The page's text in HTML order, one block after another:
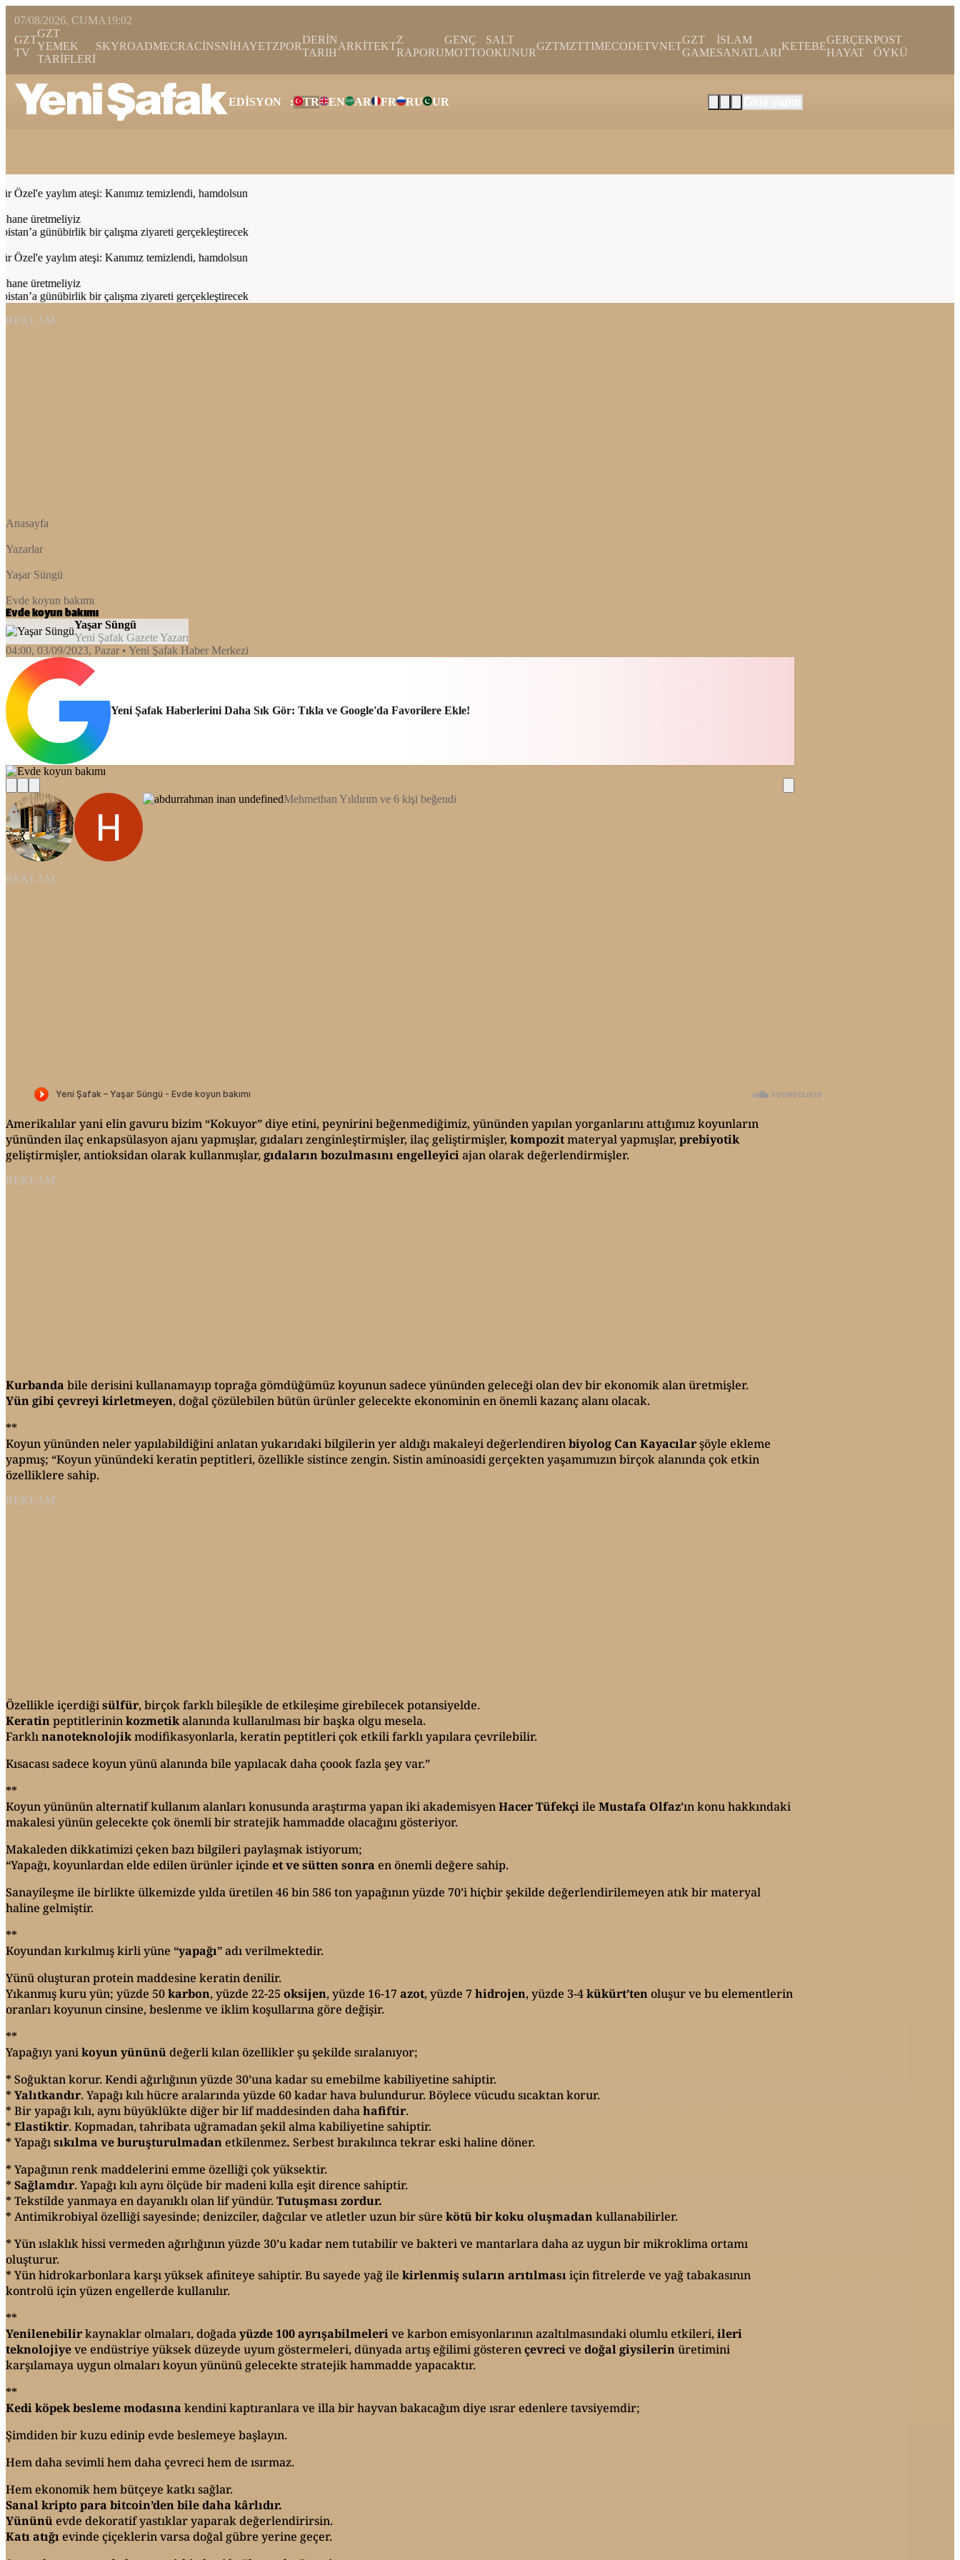
07/08/2026, CUMA 19:02
GZT
TV
GZT
YEMEK
TARİFLERİ
SKYROADMECRACİNSNİHAYETZPOR
DERİN
TARIH
ARKİTEKT
Z
RAPORU
GENÇ
MOTTO
SALT
OKUNUR
GZTMZTTIMECODETVNET
GZT
GAME
İSLAM
SANATLARI
KETEBE
GERÇEK
HAYAT
POST
ÖYKÜ
EDİSYON : TR EN AR FR RU UR
yaylım ateşi: Kanımız temizlendi, hamdolsun
üretmeliyiz
günübirlik bir çalışma ziyareti gerçekleştirecek
yaylım ateşi: Kanımız temizlendi, hamdolsun
üretmeliyiz
günübirlik bir çalışma ziyareti gerçekleştirecek
REKLAM
Anasayfa
Yazarlar
Yaşar Süngü
Evde koyun bakımı
Evde koyun bakımı
Yaşar Süngü
Yeni Şafak Gazete Yazarı
04:00, 03/09/2023, Pazar • Yeni Şafak Haber Merkezi
Yeni Şafak Haberlerini Daha Sık Gör: Tıkla ve Google'da Favorilere Ekle!
Mehmethan Yıldırım ve 6 kişi beğendi
REKLAM
Amerikalılar yani elin gavuru bizim “Kokuyor” diye etini, peynirini beğenmediğimiz, yününden yapılan yorganlarını attığımız koyunların
yününden ilaç enkapsülasyon ajanı yapmışlar, gıdaları zenginleştirmişler, ilaç geliştirmişler,kompozitmateryal yapmışlar,prebiyotik
geliştirmişler, antioksidan olarak kullanmışlar,gıdaların bozulmasını engelleyiciajan olarak değerlendirmişler.
REKLAM
Kurbanda bile derisini kullanamayıp toprağa gömdüğümüz koyunun sadece yününden geleceği olan dev bir ekonomik alan üretmişler.
Yün gibi çevreyi kirletmeyen, doğal çözülebilen bütün ürünler gelecekte ekonominin en önemli kazanç alanı olacak.
**
Koyun yününden neler yapılabildiğini anlatan yukarıdaki bilgilerin yer aldığı makaleyi değerlendirenbiyolog Can Kayacılarşöyle ekleme
yapmış; “Koyun yünündeki keratin peptitleri, özellikle sistince zengin. Sistin aminoasidi gerçekten yaşamımızın birçok alanında çok etkin
özelliklere sahip.
REKLAM
Özellikle içerdiğisülfür, birçok farklı bileşikle de etkileşime girebilecek potansiyelde.
Keratinpeptitlerininkozmetikalanında kullanılması bir başka olgu mesela.
Farklınanoteknolojikmodifikasyonlarla, keratin peptitleri çok etkili farklı yapılara çevrilebilir.
Kısacası sadece koyun yünü alanında bile yapılacak daha çoook fazla şey var.”
**
Koyun yününün alternatif kullanım alanları konusunda araştırma yapan iki akademisyenHacer Tüfekçiile Mustafa Olfaz’ın konu hakkındaki
makalesi yünün gelecekte çok önemli bir stratejik hammadde olacağını gösteriyor.
Makaleden dikkatimizi çeken bazı bilgileri paylaşmak istiyorum;
“Yapağı, koyunlardan elde edilen ürünler içinde et ve sütten sonra en önemli değere sahip.
Sanayileşme ile birlikte ülkemizde yılda üretilen 46 bin 586 ton yapağının yüzde 70’i hiçbir şekilde değerlendirilemeyen atık bir materyal
haline gelmiştir.
**
Koyundan kırkılmış kirli yüne “yapağı” adı verilmektedir.
Yünü oluşturan protein maddesine keratin denilir.
Yıkanmış kuru yün; yüzde 50karbon, yüzde 22-25 oksijen, yüzde 16-17 azot, yüzde 7 hidrojen, yüzde 3-4kükürt’tenoluşur ve bu elementlerin
oranları koyunun cinsine, beslenme ve iklim koşullarına göre değişir.
**
Yapağıyı yanikoyun yününüdeğerli kılan özellikler şu şekilde sıralanıyor;
* Soğuktan korur. Kendi ağırlığının yüzde 30’una kadar su emebilme kabiliyetine sahiptir.
* Yalıtkandır. Yapağı kılı hücre aralarında yüzde 60 kadar hava bulundurur. Böylece vücudu sıcaktan korur.
* Bir yapağı kılı, aynı büyüklükte diğer bir lif maddesinden dahahafiftir.
* Elastiktir. Kopmadan, tahribata uğramadan şekil alma kabiliyetine sahiptir.
* Yapağısıkılma ve buruşturulmadanetkilenmez. Serbest bırakılınca tekrar eski haline döner.
* Yapağının renk maddelerini emme özelliği çok yüksektir.
* Sağlamdır. Yapağı kılı aynı ölçüde bir madeni kılla eşit dirence sahiptir.
* Tekstilde yanmaya en dayanıklı olan lif yündür. Tutuşması zordur.
* Antimikrobiyal özelliği sayesinde; denizciler, dağcılar ve atletler uzun bir süre kötü bir koku oluşmadankullanabilirler.
* Yün ıslaklık hissi vermeden ağırlığının yüzde 30’u kadar nem tutabilir ve bakteri ve mantarlara daha az uygun bir mikroklima ortamı
oluşturur.
* Yün hidrokarbonlara karşı yüksek afiniteye sahiptir. Bu sayede yağ ile kirlenmiş suların arıtılmasıiçin fitrelerde ve yağ tabakasının
kontrolü için yüzen engellerde kullanılır.
**
Yenilenebilirkaynaklar olmaları, doğadayüzde 100 ayrışabilmelerive karbon emisyonlarının azaltılmasındaki olumlu etkileri,ileri
teknolojiyeve endüstriye yüksek düzeyde uyum göstermeleri, dünyada artış eğilimi gösterençevrecive doğal giysilerinüretimini
karşılamaya uygun olmaları koyun yününü gelecekte stratejik hammadde yapacaktır.
**
Kedi köpek besleme modasına kendini kaptıranlara ve illa bir hayvan bakacağım diye ısrar edenlere tavsiyemdir;
Şimdiden bir kuzu edinip evde beslemeye başlayın.
Hem daha sevimli hem daha çevreci hem de ısırmaz.
Hem ekonomik hem bütçeye katkı sağlar.
Sanal kripto para bitcoin’den bile daha kârlıdır.
Yününüevde dekoratif yastıklar yaparak değerlendirirsin.
Katı atığıevinde çiçeklerin varsa doğal gübre yerine geçer.